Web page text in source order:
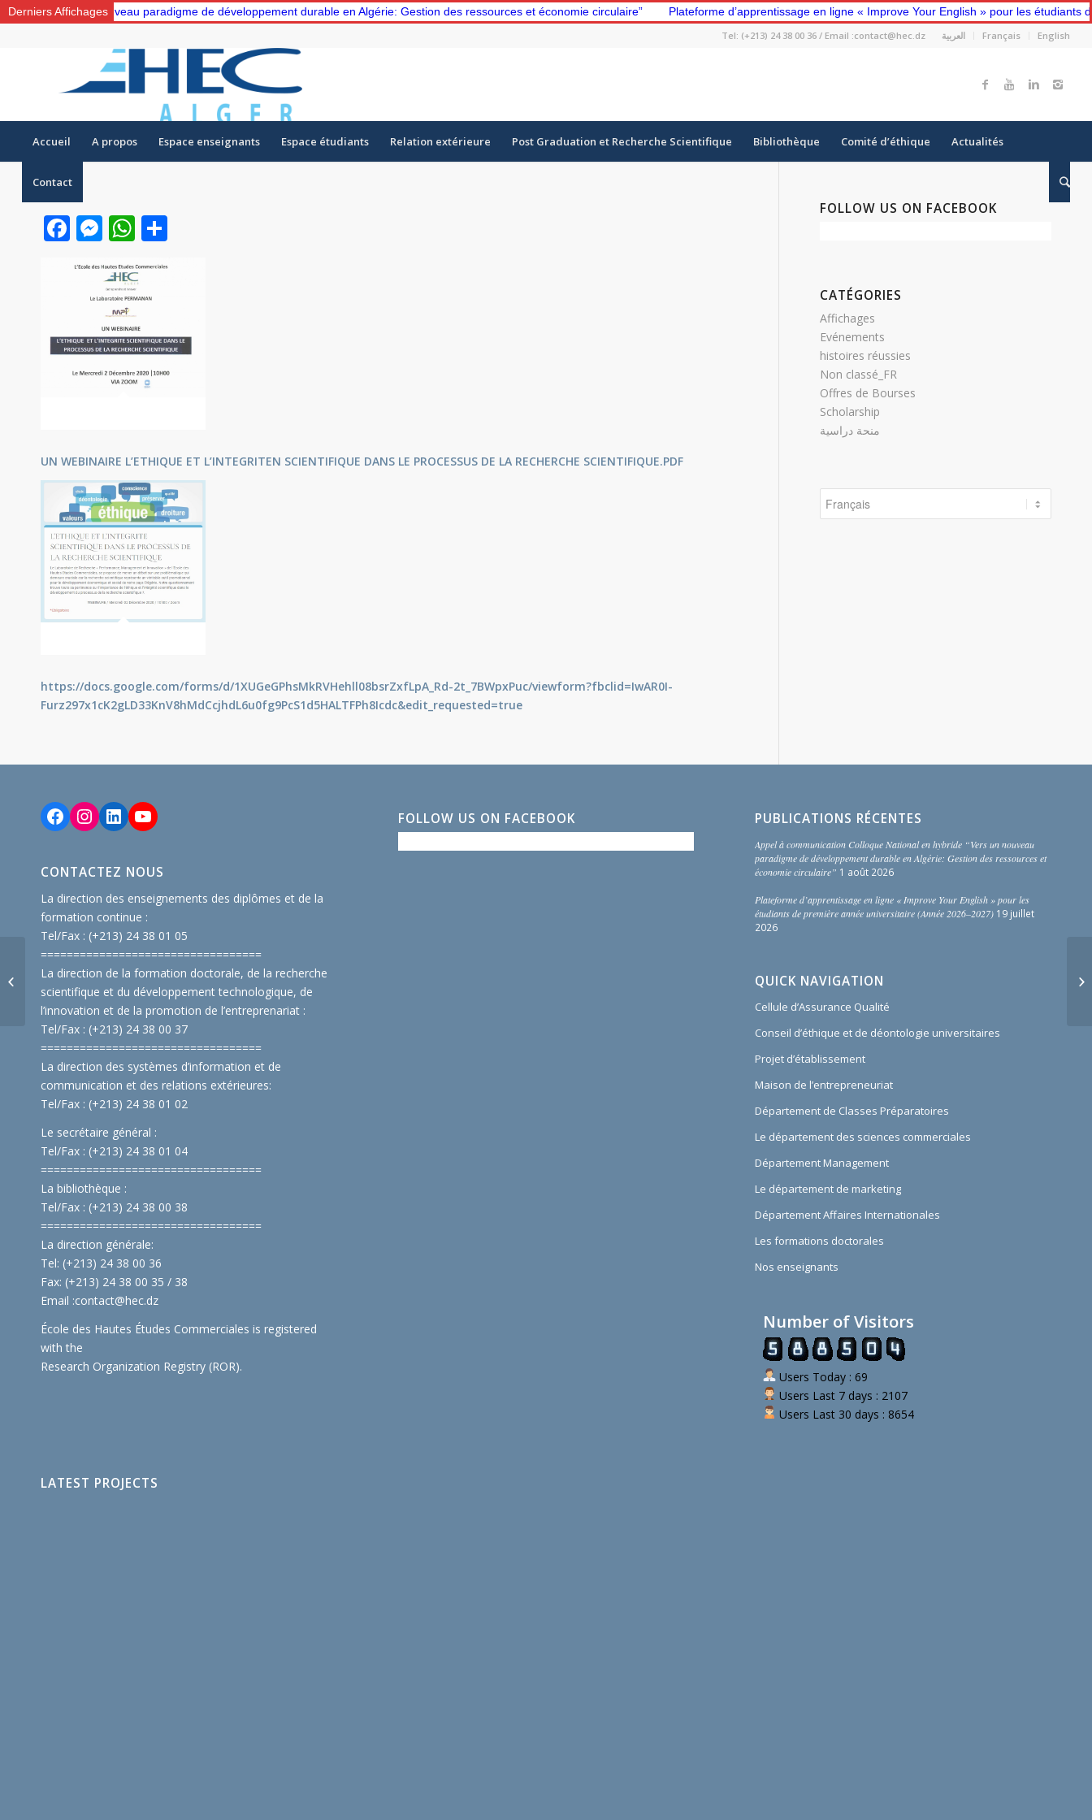
Derniers Affichages
un nouveau paradigme de développement durable en Algérie: Gestion des ressources et économie circulaire” Plateforme d’apprentissage en ligne « Improve Your English » pour les étudiants de
العربية Français English
Tel: (+213) 24 38 00 36 / Email :contact@hec.dz
Accueil A propos Espace enseignants Espace étudiants Relation extérieure Post Graduation et Recherche Scientifique Bibliothèque Comité d’éthique Actualités
Contact
Facebook
Messenger
WhatsApp
UN WEBINAIRE L’ETHIQUE ET L’INTEGRITEN SCIENTIFIQUE DANS LE PROCESSUS DE LA RECHERCHE SCIENTIFIQUE.PDF
https://docs.google.com/forms/d/1XUGeGPhsMkRVHehll08bsrZxfLpA_Rd-2t_7BWpxPuc/viewform?fbclid=IwAR0I-
Furz297x1cK2gLD33KnV8hMdCcjhdL6u0fg9PcS1d5HALTFPh8Icdc&edit_requested=true
FOLLOW US ON FACEBOOK
CATÉGORIES
Affichages
Evénements
histoires réussies
Non classé_FR
Offres de Bourses
Scholarship
منحة دراسية
Choisir
une
Facebook
Instagram
LinkedIn
YouTube
CONTACTEZ NOUS
La direction des enseignements des diplômes et de la
formation continue :
Tel/Fax : (+213) 24 38 01 05
==================================
La direction de la formation doctorale, de la recherche
scientifique et du développement technologique, de
l’innovation et de la promotion de l’entreprenariat :
Tel/Fax : (+213) 24 38 00 37
==================================
La direction des systèmes d’information et de
communication et des relations extérieures:
Tel/Fax : (+213) 24 38 01 02
Le secrétaire général :
Tel/Fax : (+213) 24 38 01 04
==================================
La bibliothèque :
Tel/Fax : (+213) 24 38 00 38
==================================
La direction générale:
Tel: (+213) 24 38 00 36
Fax: (+213) 24 38 00 35 / 38
Email :contact@hec.dz
École des Hautes Études Commerciales is registered
with the
Research Organization Registry (ROR).
LATEST PROJECTS
FOLLOW US ON FACEBOOK PUBLICATIONS RÉCENTES
Appel à communication Colloque National en hybride “Vers un nouveau
paradigme de développement durable en Algérie: Gestion des ressources et
économie circulaire” 1 août 2026
Plateforme d’apprentissage en ligne « Improve Your English » pour les
étudiants de première année universitaire (Année 2026–2027) 19 juillet
2026
QUICK NAVIGATION
Cellule d’Assurance Qualité
Conseil d’éthique et de déontologie universitaires
Projet d’établissement
Maison de l’entrepreneuriat
Département de Classes Préparatoires
Le département des sciences commerciales
Département Management
Le département de marketing
Département Affaires Internationales
Les formations doctorales
Nos enseignants
Number of Visitors
Users Today : 69
Users Last 7 days : 2107
Users Last 30 days : 8654
inscriptions des
nouveaux bacheliers